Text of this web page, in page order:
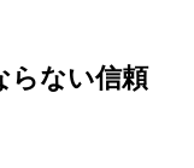
ない信頼